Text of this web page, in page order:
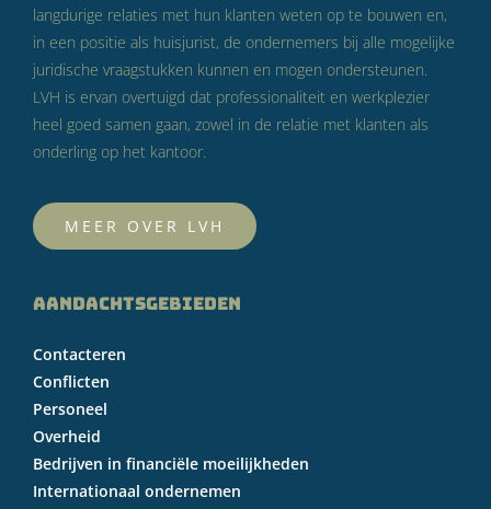
langdurige relaties met hun klanten weten op te bouwen en,
in een positie als huisjurist, de ondernemers bij alle mogelijke
juridische vraagstukken kunnen en mogen ondersteunen.
LVH is ervan overtuigd dat professionaliteit en werkplezier
heel goed samen gaan, zowel in de relatie met klanten als
onderling op het kantoor.
MEER OVER LVH
AANDACHTSGEBIEDEN
Contacteren
Conflicten
Personeel
Overheid
Bedrijven in financiële moeilijkheden
Internationaal ondernemen